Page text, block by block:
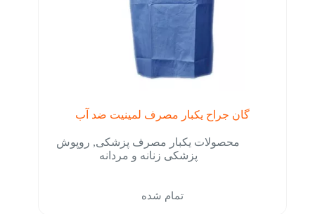
گان جراح یکبار مصرف لمینیت ضد آب
محصولات یکبار مصرف پزشکی, روپوش
پزشکی زنانه و مردانه
تمام شده